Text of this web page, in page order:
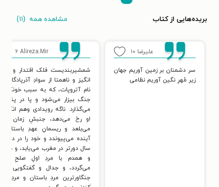
بریده‌هایی از کتاب مشاهده همه (۱۱)
علیرضا ۱۰
سر دشمنان بر زمین آوریم جهان
زیر مُهرِ نگین آوریم نظامی
Alireza.Mir ۶
شمشیربندیست فلک اقتدار و
انگیز و ناهمتا از سوادِ آذرپادگان،
نام آتروپات، که به سبب خونکاری
جنگ بیزار می‌شود و پا در پند
می‌گذارد. ناگه رویدادی وهم انگیز
او رخ می‌دهد، جنبشِ زمان او
می‌بلعد و ریسمانِ عهدِ باستان
آینده می‌پیوندد و خود را در دو
سال دورتر در مغرب می‌یابد، و
و همدم با مردِ اولِ صلحِ
می‌گردد، و جدال و گفتگویی
جنگاورترین مردِ باستان و مردِ